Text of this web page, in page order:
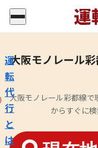
運
転
代
行
と
は
大阪モノレール
大阪モノレール彩都線
からすぐに